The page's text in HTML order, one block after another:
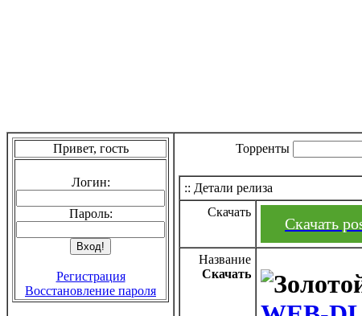
Привет, гость
Логин:
Пароль:
Регистрация
Восстановление пароля
Торренты
:: Детали релиза
Скачать
Скачать
Название
Скачать